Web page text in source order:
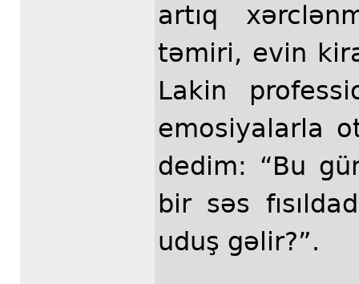
artıq
təmiri, evin
Lakin
emosiyalarla
dedim: “Bu
bir səs
uduş gəlir?”.